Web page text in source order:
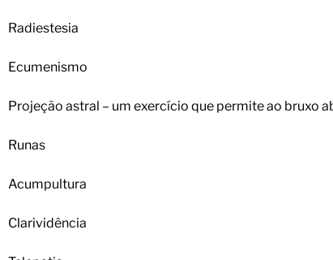
Radiestesia
Ecumenismo
Projeção astral – um exercício que permite ao bruxo
Runas
Acumpultura
Clarividência